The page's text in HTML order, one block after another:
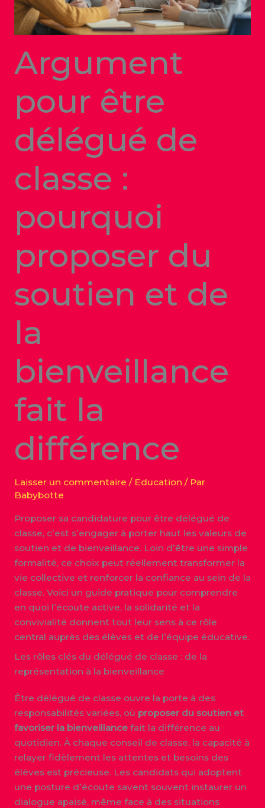
Argument
pour être
délégué de
classe :
pourquoi
proposer du
soutien et de
la
bienveillance
fait la
différence
Laisser un commentaire / Education / Par
Babybotte
Proposer sa candidature pour être délégué de
classe, c’est s’engager à porter haut les valeurs de
soutien et de bienveillance. Loin d’être une simple
formalité, ce choix peut réellement transformer la
vie collective et renforcer la confiance au sein de la
classe. Voici un guide pratique pour comprendre
en quoi l’écoute active, la solidarité et la
convivialité donnent tout leur sens à ce rôle
central auprès des élèves et de l’équipe éducative.
Les rôles clés du délégué de classe : de la
représentation à la bienveillance
Être délégué de classe ouvre la porte à des
responsabilités variées, où proposer du soutien et
favoriser la bienveillancefait la différence au
quotidien. À chaque conseil de classe, la capacité à
relayer fidèlement les attentes et besoins des
élèves est précieuse. Les candidats qui adoptent
une posture d’écoute savent souvent instaurer un
dialogue apaisé, même face à des situations